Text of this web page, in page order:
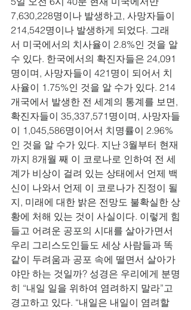
7,630,228명이나 발생하고, 사망자들이
214,542명이나 발생하게 되었다. 그래
서 미국에서의 치사율이 2.8%인 것을 알
수 있다. 한국에서의 확진자들은 24,091
명이며, 사망자들이 421명이 되어서 치
사율이 1.75%인 것을 알 수가 있다. 214
개국에서 발생한 전 세계의 통계를 보면,
확진자들이 35,337,571명이며, 사망자들
이 1,045,586명이어서 치명률이 2.96%
인 것을 알 수가 있다. 지난 3월부터 현재
까지 8개월 째 이 코로나로 인하여 전 세
계가 비상이 걸려 있는 상태에서 언제 백
신이 나와서 언제 이 코로나가 진정이 될
지, 미래에 대한 밝은 전망도 불확실한 상
황에 처해 있는 것이 사실이다. 이렇게 힘
들고 어려운 공포의 시대를 살아가면서
우리 그리스도인들도 세상 사람들과 똑
같이 두려움과 공포 속에 떨면서 살아가
야만 하는 것일까? 성경은 우리에게 분명
히 “내일 일을 위하여 염려하지 말라”고
경고하고 있다. “내일은 내일이 염려할